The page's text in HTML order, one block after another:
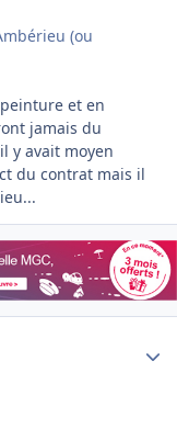
(ou
et en
jamais du
y avait moyen
du contrat mais il